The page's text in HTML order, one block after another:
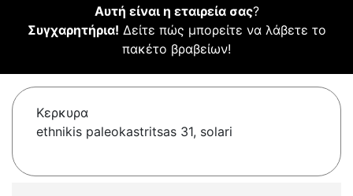
Αυτή είναι η εταιρεία σας?
Συγχαρητήρια! Δείτε πώς μπορείτε να λάβετε το
πακέτο βραβείων!
Κερκυρα
ethnikis paleokastritsas 31, solari